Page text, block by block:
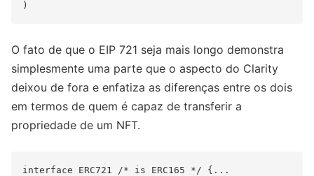
O fato de que o EIP 721 seja mais longo demonstra
simplesmente uma parte que o aspecto do Clarity
deixou de fora e enfatiza as diferenças entre os dois
em termos de quem é capaz de transferir a
propriedade de um NFT.
interface ERC721 /* is ERC165 */ {...